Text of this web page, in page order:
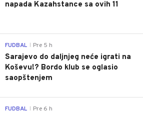
napada Kazahstance sa ovih 11
FUDBAL Pre 5 h
Sarajevo do daljnjeg neće igrati na
Koševu!? Bordo klub se oglasio
saopštenjem
FUDBAL Pre 6 h